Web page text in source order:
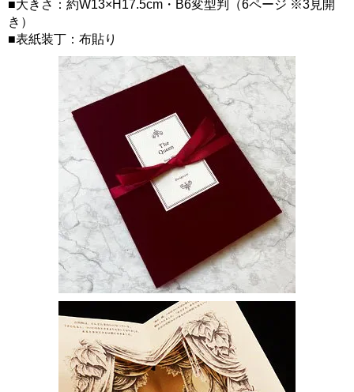
■大きさ：約W13×H17.5cm・B6変型判（6ページ ※3見開
き）
■表紙装丁：布貼り